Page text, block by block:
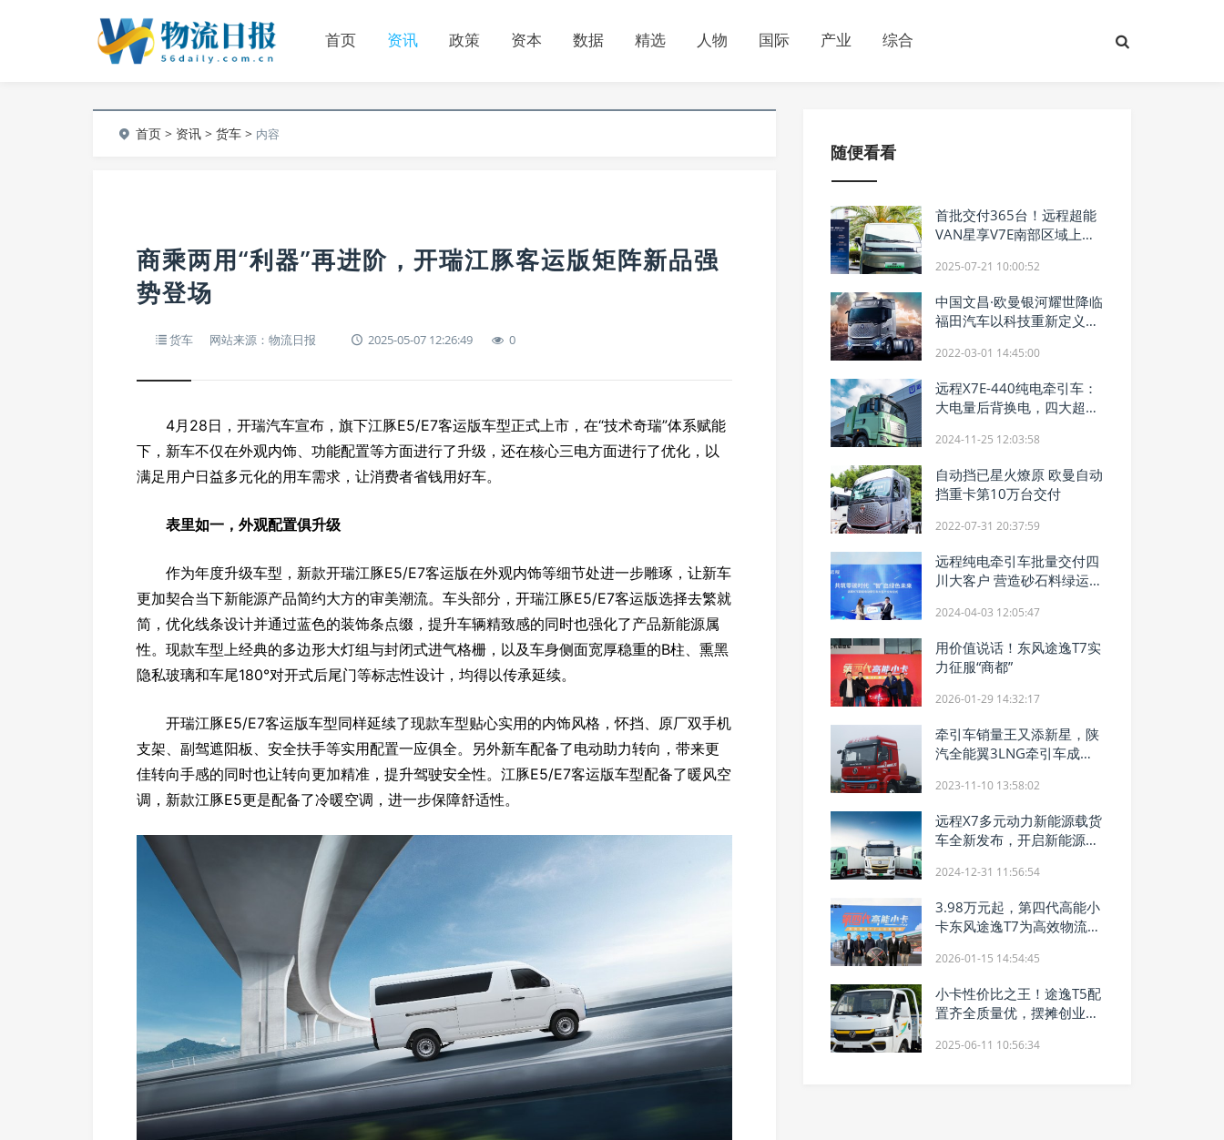
首页 资讯 政策 资本 数据 精选 人物 国际 产业 综合
首页 > 资讯 >货车 > 内容
商乘两用“利器”再进阶，开瑞江豚客运版矩阵新品强
势登场
货车 网站来源：物流日报 2025-05-07 12:26:49 0
4月28日，开瑞汽车宣布，旗下江豚E5/E7客运版车型正式上市，在“技术奇瑞”体系赋能
下，新车不仅在外观内饰、功能配置等方面进行了升级，还在核心三电方面进行了优化，以
满足用户日益多元化的用车需求，让消费者省钱用好车。
表里如一，外观配置俱升级
作为年度升级车型，新款开瑞江豚E5/E7客运版在外观内饰等细节处进一步雕琢，让新车
更加契合当下新能源产品简约大方的审美潮流。车头部分，开瑞江豚E5/E7客运版选择去繁就
简，优化线条设计并通过蓝色的装饰条点缀，提升车辆精致感的同时也强化了产品新能源属
性。现款车型上经典的多边形大灯组与封闭式进气格栅，以及车身侧面宽厚稳重的B柱、熏黑
隐私玻璃和车尾180°对开式后尾门等标志性设计，均得以传承延续。
开瑞江豚E5/E7客运版车型同样延续了现款车型贴心实用的内饰风格，怀挡、原厂双手机
支架、副驾遮阳板、安全扶手等实用配置一应俱全。另外新车配备了电动助力转向，带来更
佳转向手感的同时也让转向更加精准，提升驾驶安全性。江豚E5/E7客运版车型配备了暖风空
调，新款江豚E5更是配备了冷暖空调，进一步保障舒适性。
随便看看
首批交付365台！远程超能
VAN星享V7E南部区域上
200！
2025-07-21 10:00:52
中国文昌·欧曼银河耀世降临
福田汽车以科技重新定义高
2022-03-01 14:45:00
远程X7E-440纯电牵引车：
大电量后背换电，四大超级
2024-11-25 12:03:58
自动挡已星火燎原 欧曼自动
挡重卡第10万台交付
2022-07-31 20:37:59
远程纯电牵引车批量交付四
川大客户 营造砂石料绿运新
2024-04-03 12:05:47
用价值说话！东风途逸T7实
力征服“商都”
2026-01-29 14:32:17
牵引车销量王又添新星，陕
汽全能翼3LNG牵引车成干
2023-11-10 13:58:02
远程X7多元动力新能源载货
车全新发布，开启新能源载
2024-12-31 11:56:54
3.98万元起，第四代高能小
卡东风途逸T7为高效物流而
2026-01-15 14:54:45
小卡性价比之王！途逸T5配
置齐全质量优，摆摊创业神
2025-06-11 10:56:34